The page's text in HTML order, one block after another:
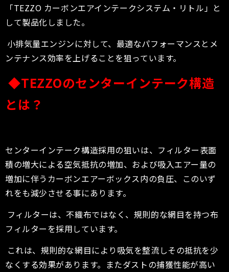
「TEZZO カーボンエアインテークシステム・リトル」と
して製品化しました。
小排気量エンジンに対して、最適なパフォーマンスとメ
ンテナンス効率を上げることを狙っています。
◆TEZZOのセンターインテーク構造
とは？
センターインテーク構造採用の狙いは、フィルター表面
積の増大による空気抵抗の増加、および吸入エアー量の
増加に伴うカーボンエアーボックス内の負圧、このいず
れをも減少させる事にあります。
フィルターは、不織布ではなく、規則的な網目を持つ布
フィルターを採用しています。
これは、規則的な網目により吸気を整流しその抵抗を少
なくする効果があります。またダストの捕獲性能が高い